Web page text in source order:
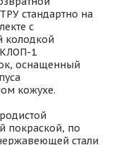
стандартно на
с
колодкой
КЛОП-1
оснащенный
кожухе.
покраской, по
стали